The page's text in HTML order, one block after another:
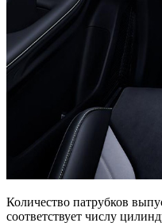
Количество патрубков
соответствует числу